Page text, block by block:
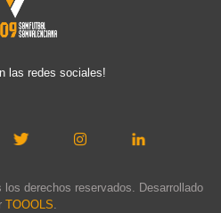
las redes sociales!
derechos reservados. Desarrollado
TOOOLS.